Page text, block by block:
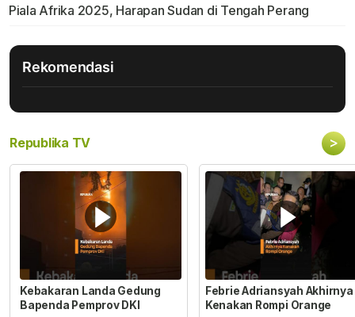
Piala Afrika 2025, Harapan Sudan di Tengah Perang
Rekomendasi
Republika TV >
Kebakaran Landa Gedung
Bapenda Pemprov DKI
Febrie Adriansyah Akhirnya
Kenakan Rompi Orange